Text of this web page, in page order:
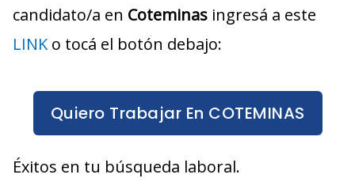
candidato/a en Coteminas ingresá a este
LINK o tocá el botón debajo:
Quiero Trabajar En COTEMINAS
Éxitos en tu búsqueda laboral.